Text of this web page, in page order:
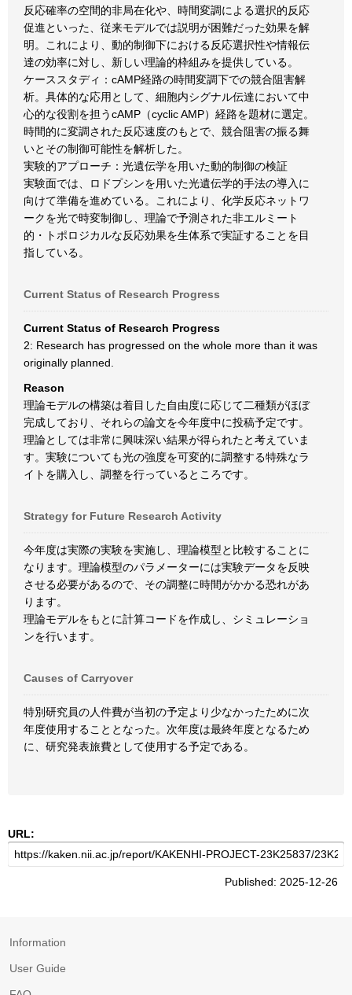
反応確率の空間的非局在化や、時間変調による選択的反応
促進といった、従来モデルでは説明が困難だった効果を解
明。これにより、動的制御下における反応選択性や情報伝
達の効率に対し、新しい理論的枠組みを提供している。
ケーススタディ：cAMP経路の時間変調下での競合阻害解
析。具体的な応用として、細胞内シグナル伝達において中
心的な役割を担うcAMP（cyclic AMP）経路を題材に選定。
時間的に変調された反応速度のもとで、競合阻害の振る舞
いとその制御可能性を解析した。
実験的アプローチ：光遺伝学を用いた動的制御の検証
実験面では、ロドプシンを用いた光遺伝学的手法の導入に
向けて準備を進めている。これにより、化学反応ネットワ
ークを光で時変制御し、理論で予測された非エルミート
的・トポロジカルな反応効果を生体系で実証することを目
指している。
Current Status of Research Progress
Current Status of Research Progress
2: Research has progressed on the whole more than it was
originally planned.
Reason
理論モデルの構築は着目した自由度に応じて二種類がほぼ
完成しており、それらの論文を今年度中に投稿予定です。
理論としては非常に興味深い結果が得られたと考えていま
す。実験についても光の強度を可変的に調整する特殊なラ
イトを購入し、調整を行っているところです。
Strategy for Future Research Activity
今年度は実際の実験を実施し、理論模型と比較することに
なります。理論模型のパラメーターには実験データを反映
させる必要があるので、その調整に時間がかかる恐れがあ
ります。
理論モデルをもとに計算コードを作成し、シミュレーショ
ンを行います。
Causes of Carryover
特別研究員の人件費が当初の予定より少なかったために次
年度使用することとなった。次年度は最終年度となるため
に、研究発表旅費として使用する予定である。
URL:
Published: 2025-12-26
Information
User Guide